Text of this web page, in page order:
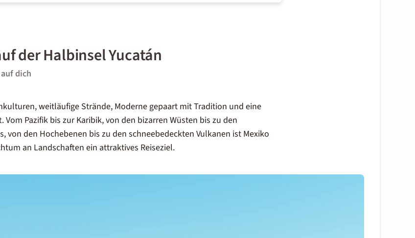
der Halbinsel Yucatán
dich
weitläufige Strände, Moderne gepaart mit Tradition und eine
Vom Pazifik bis zur Karibik, von den bizarren Wüsten bis zu den
von den Hochebenen bis zu den schneebedeckten Vulkanen ist Mexiko
an Landschaften ein attraktives Reiseziel.